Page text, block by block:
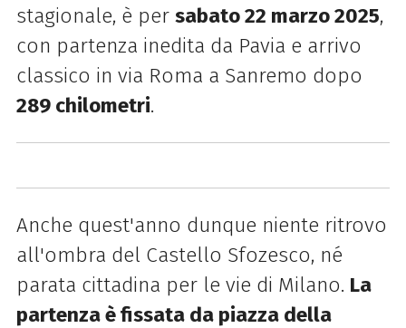
stagionale, è per sabato 22 marzo 2025,
con partenza inedita da Pavia e arrivo
classico in via Roma a Sanremo dopo
289 chilometri.
Anche quest'anno dunque niente ritrovo
all'ombra del Castello Sfozesco, né
parata cittadina per le vie di Milano. La
partenza è fissata da piazza della